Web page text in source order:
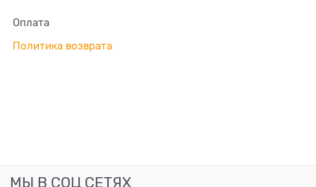
Оплата
Политика возврата
МЫ В СОЦ СЕТЯХ